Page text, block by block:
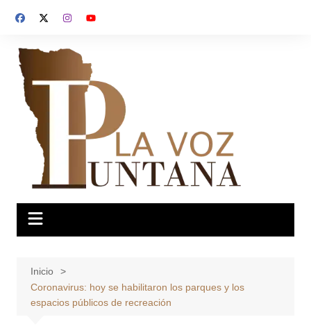
Inicio
Coronavirus: hoy se habilitaron los parques y los
espacios públicos de recreación